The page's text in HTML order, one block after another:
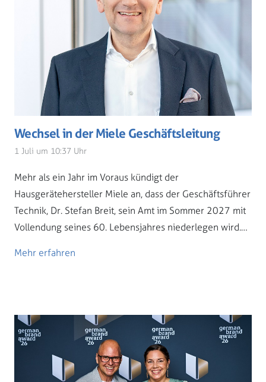
Wechsel in der Miele Geschäftsleitung
1 Juli um 10:37 Uhr
Mehr als ein Jahr im Voraus kündigt der
Hausgerätehersteller Miele an, dass der Geschäftsführer
Technik, Dr. Stefan Breit, sein Amt im Sommer 2027 mit
Vollendung seines 60. Lebensjahres niederlegen wird.…
Mehr erfahren